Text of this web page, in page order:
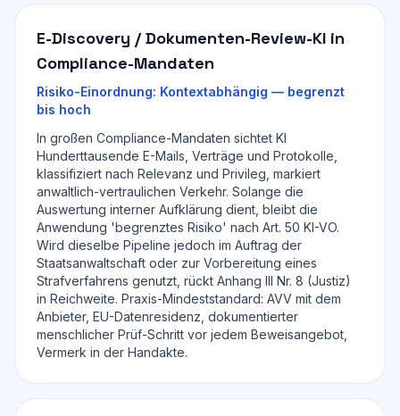
E-Discovery / Dokumenten-Review-KI in
Compliance-Mandaten
Risiko-Einordnung: Kontextabhängig — begrenzt
bis hoch
In großen Compliance-Mandaten sichtet KI
Hunderttausende E-Mails, Verträge und Protokolle,
klassifiziert nach Relevanz und Privileg, markiert
anwaltlich-vertraulichen Verkehr. Solange die
Auswertung interner Aufklärung dient, bleibt die
Anwendung 'begrenztes Risiko' nach Art. 50 KI-VO.
Wird dieselbe Pipeline jedoch im Auftrag der
Staatsanwaltschaft oder zur Vorbereitung eines
Strafverfahrens genutzt, rückt Anhang III Nr. 8 (Justiz)
in Reichweite. Praxis-Mindeststandard: AVV mit dem
Anbieter, EU-Datenresidenz, dokumentierter
menschlicher Prüf-Schritt vor jedem Beweisangebot,
Vermerk in der Handakte.